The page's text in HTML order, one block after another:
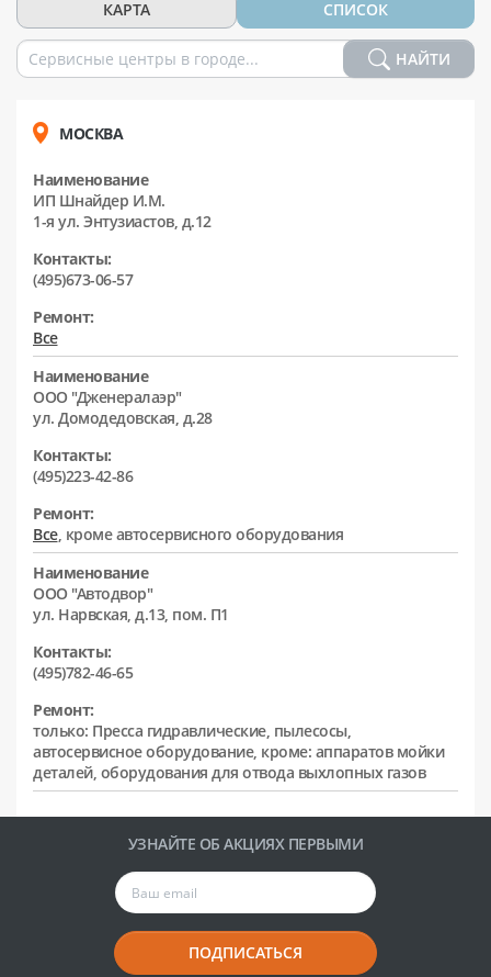
КАРТА СПИСОК
НАЙТИ
МОСКВА
Наименование
ИП Шнайдер И.М.
1-я ул. Энтузиастов, д.12
Контакты:
(495)673-06-57
Ремонт:
Все
Наименование
ООО "Дженералаэр"
ул. Домодедовская, д.28
Контакты:
(495)223-42-86
Ремонт:
Все, кроме автосервисного оборудования
Наименование
ООО "Автодвор"
ул. Нарвская, д.13, пом. П1
Контакты:
(495)782-46-65
Ремонт:
только: Пресса гидравлические, пылесосы,
автосервисное оборудование, кроме: аппаратов мойки
деталей, оборудования для отвода выхлопных газов
УЗНАЙТЕ ОБ АКЦИЯХ ПЕРВЫМИ
ПОДПИСАТЬСЯ